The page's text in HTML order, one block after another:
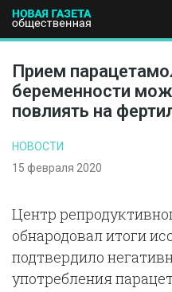
ПОЛИТИКА
Прием
беременности
повлиять на
НОВОСТИ
15 февраля 2020
Центр
обнародовал итоги
подтвердило
употребления